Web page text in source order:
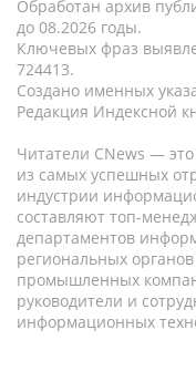
Обработан архив
до 08.2026 годы.
Ключевых фраз
724413.
Создано именных
Редакция Индексной
Читатели CNews —
из самых успешных
индустрии
составляют топ-
департаментов
региональных
промышленных
руководители и
информационных